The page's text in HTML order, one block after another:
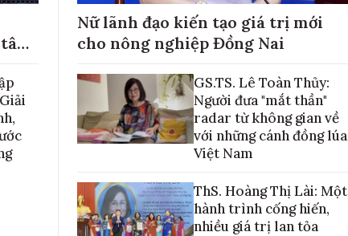
Nữ lãnh đạo kiến tạo giá trị mới
cho nông nghiệp Đồng Nai
GS.TS. Lê Toàn Thủy:
Người đưa "mắt thần"
radar từ không gian về
với những cánh đồng lúa
Việt Nam
ThS. Hoàng Thị Lài: Một
hành trình cống hiến,
nhiều giá trị lan tỏa